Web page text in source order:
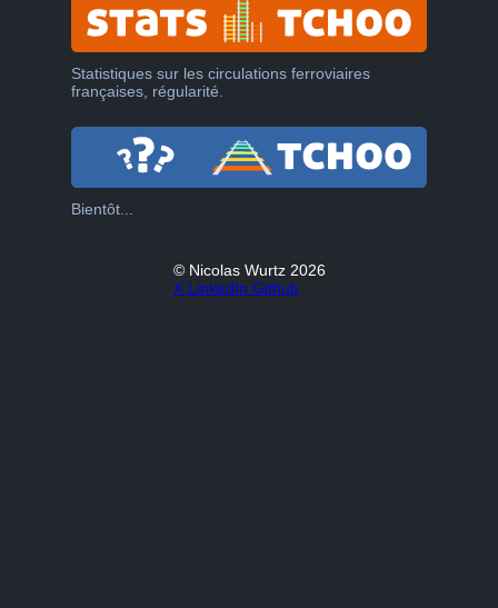
Statistiques sur les circulations ferroviaires
françaises, régularité.
Bientôt...
© Nicolas Wurtz 2026
X LinkedIn Github